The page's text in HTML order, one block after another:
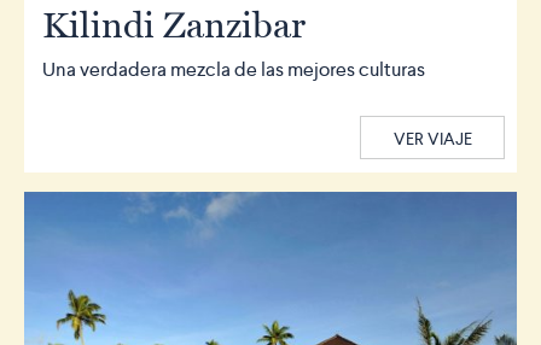
Kilindi Zanzibar
Una verdadera mezcla de las mejores culturas
VER VIAJE